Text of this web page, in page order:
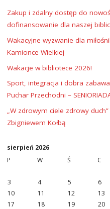
Zakup i zdalny dostęp do
dofinansowanie dla naszej
Wakacyjne wyzwanie dla
Kamionce Wielkiej
Wakacje w bibliotece 2026!
Sport, integracja i dobra
Puchar Przechodni –
„W zdrowym ciele zdrowy
Zbigniewem Kołbą
sierpień 2026
P
W Ś C
3
4 5 6
10
11 12 13
17
18 19 20